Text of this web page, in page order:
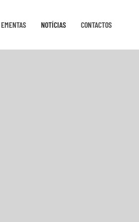
EMENTAS NOTÍCIAS CONTACTOS